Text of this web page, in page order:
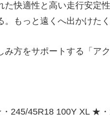
た快適性と高い走行安定
もっと遠くへ出かけたく
み方をサポートする「ア
245/45R18 100Y XL ★